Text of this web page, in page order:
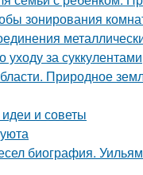
зонирования
уходу за суккулентами
Природное
и советы
биография.